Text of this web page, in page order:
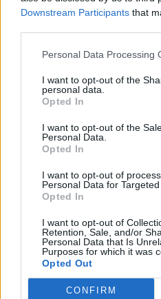
Downstream Participants that
Personal Data Processing
I want to opt-out of the
personal data.
Opted In
I want to opt-out of the
Personal Data.
Opted In
I want to opt-out of
Personal Data for Targeted
Opted In
I want to opt-out of
Retention, Sale, and/or
Personal Data that Is
Purposes for which it was
Opted Out
CONFIRM